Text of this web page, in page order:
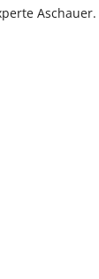
Aschauer.